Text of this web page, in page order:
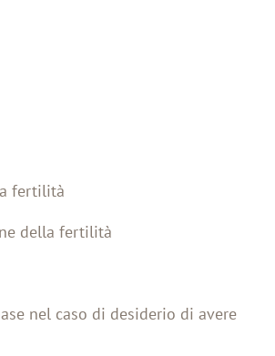
fertilità
della fertilità
nel caso di desiderio di avere